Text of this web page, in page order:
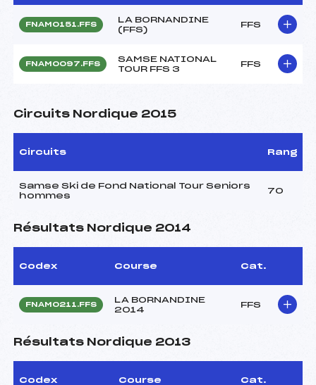
FNAM0151.FFS
LA BORNANDINE
(FFS)
FFS
FNAM0097.FFS
SAMSE NATIONAL
TOUR FFS 3
FFS
Circuits Nordique 2015
Circuits Rang
Samse Ski de Fond National Tour Seniors
hommes
70
Résultats Nordique 2014
Codex Course Cat.
FNAM0211.FFS
LA BORNANDINE
2014
FFS
Résultats Nordique 2013
Codex Course Cat.